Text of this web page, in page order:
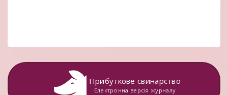
Прибуткове свинарство
Електронна версія журналу